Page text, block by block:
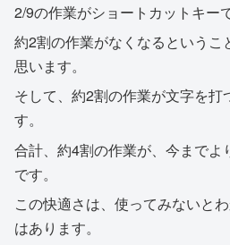
2/9の作業がショートカットキー
約2割の作業がなくなるというこ
思います。
そして、約2割の作業が文字を打
す。
合計、約4割の作業が、今までよ
です。
この快適さは、使ってみないと
はあります。